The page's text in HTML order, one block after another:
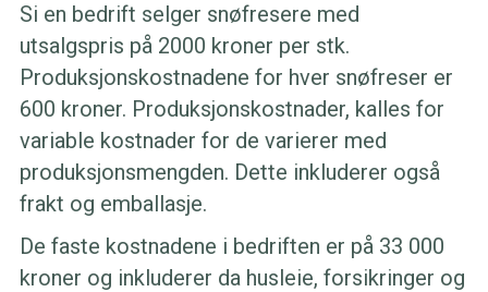
Si en bedrift selger snøfresere med
utsalgspris på 2000 kroner per stk.
Produksjonskostnadene for hver snøfreser er
600 kroner. Produksjonskostnader, kalles for
variable kostnader for de varierer med
produksjonsmengden. Dette inkluderer også
frakt og emballasje.
De faste kostnadene i bedriften er på 33 000
kroner og inkluderer da husleie, forsikringer og